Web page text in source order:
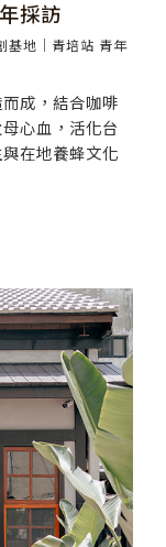
採訪
基地｜青培站 青年
成，結合咖啡
心血，活化台
在地養蜂文化